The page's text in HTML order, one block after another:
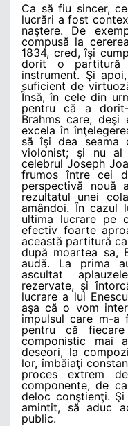
Ca să fiu sincer,
lucrări a fost
naştere. De
compusă la
1834, cred, îşi
dorit o partitură
instrument. Şi
suficient de
Însă, în cele din
pentru că a
Brahms care,
excela în
să îşi dea seama
violonist; şi nu al
celebrul Joseph
frumos între cei
perspectivă nouă
rezultatul unei
amândoi. În cazul
ultima lucrare pe
efectiv foarte
această partitură
după moartea sa,
audă. La prima
ascultat
rezervate, şi
lucrare a lui
aşa că o vom
impulsul care m-a
pentru că
componistic mai
deseori, la
lor, îmbăiaţi
proces extrem
componente, de
deloc conştienţi.
amintit, să aduc
public.